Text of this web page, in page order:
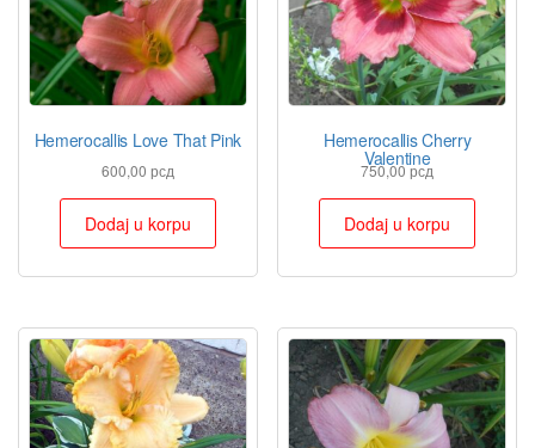
Hemerocallis Love That Pink
600,00 рсд
Dodaj u korpu
Hemerocallis Cherry
Valentine
750,00рсд
Dodaj u korpu